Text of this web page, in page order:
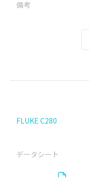
FLUKE C280